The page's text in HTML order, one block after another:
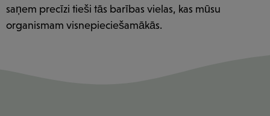
saņem precīzi tieši tās barības vielas, kas mūsu
organismam visnepieciešamākās.